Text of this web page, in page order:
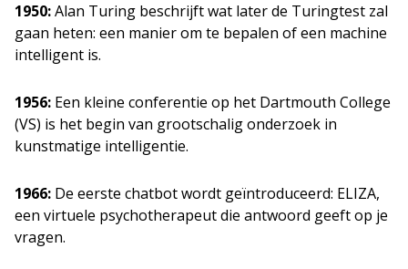
1950:Alan Turing beschrijft wat later de Turingtest zal
gaan heten: een manier om te bepalen of een machine
intelligent is.
1956: Een kleine conferentie op het Dartmouth College
(VS) is het begin van grootschalig onderzoek in
kunstmatige intelligentie.
1966: De eerste chatbot wordt geïntroduceerd: ELIZA,
een virtuele psychotherapeut die antwoord geeft op je
vragen.